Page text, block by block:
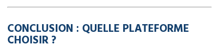
CONCLUSION : QUELLE PLATEFORME
CHOISIR ?